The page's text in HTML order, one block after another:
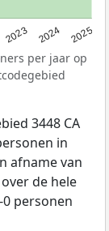
2023 2024 2025
per jaar op
3448 CA
in
afname van
de hele
personen